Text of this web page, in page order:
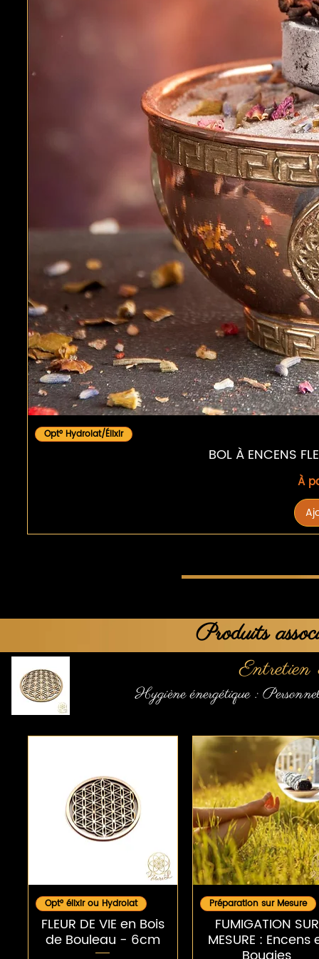
Opt° Hydrolat/Élixir
BOL À ENCENS
À
Produits
Hygiène énergétique :
Aperçu rapide
Opt° élixir ou Hydrolat
FLEUR DE VIE en Bois
de Bouleau - 6cm
Aperçu rapide
Préparation sur Mesure
FUMIGATION SUR
MESURE : Encens